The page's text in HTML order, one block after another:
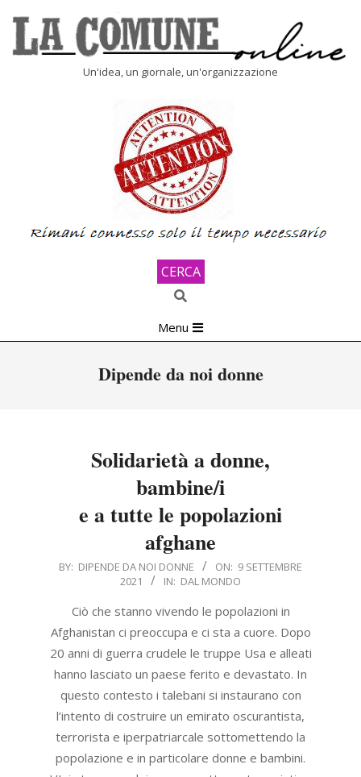
content
Un'idea, un giornale, un'organizzazione
CERCA
Search
Navigation
Menu
Dipende da noi donne
Solidarietà a donne,
bambine/i
e a tutte le popolazioni
afghane
2021-
BY: DIPENDE DA NOI DONNE ON: 9 SETTEMBRE
2021
IN: DAL MONDO
Ciò che stanno vivendo le popolazioni in
Afghanistan ci preoccupa e ci sta a cuore. Dopo
20 anni di guerra crudele le truppe Usa e alleati
hanno lasciato un paese ferito e devastato. In
questo contesto i talebani si instaurano con
l’intento di costruire un emirato oscurantista,
terrorista e iperpatriarcale sottomettendo la
popolazione e in particolare donne e bambini.